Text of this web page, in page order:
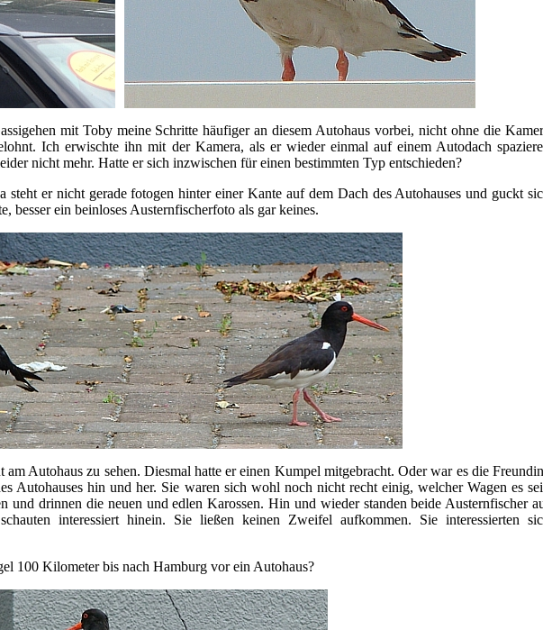
mit Toby meine Schritte häufiger an diesem Autohaus vorbei, nicht ohne die
Ich erwischte ihn mit der Kamera, als er wieder einmal auf einem Autodach
nicht mehr. Hatte er sich inzwischen für einen bestimmten Typ entschieden?
er nicht gerade fotogen hinter einer Kante auf dem Dach des Autohauses und guckt
besser ein beinloses Austernfischerfoto als gar keines.
Autohaus zu sehen. Diesmal hatte er einen Kumpel mitgebracht. Oder war es die
Autohauses hin und her. Sie waren sich wohl noch nicht recht einig, welcher Wagen es
und drinnen die neuen und edlen Karossen. Hin und wieder standen beide Austernfischer
interessiert hinein. Sie ließen keinen Zweifel aufkommen. Sie interessierten
100 Kilometer bis nach Hamburg vor ein Autohaus?